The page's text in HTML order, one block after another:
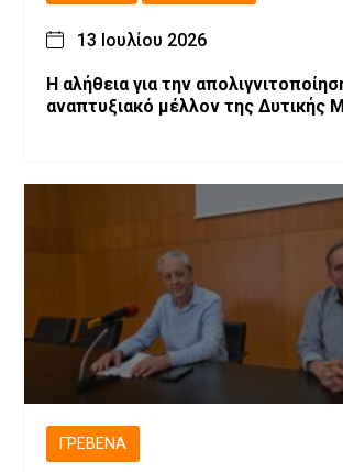
13 Ιουλίου 2026
Η αλήθεια για την απολιγνιτοποίηση και
αναπτυξιακό μέλλον της Δυτικής
ΓΡΕΒΕΝΆ